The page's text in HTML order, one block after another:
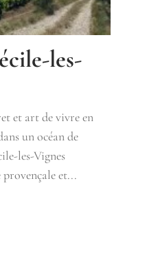
les-
et art de vivre en
un océan de
les-Vignes
provençale et...